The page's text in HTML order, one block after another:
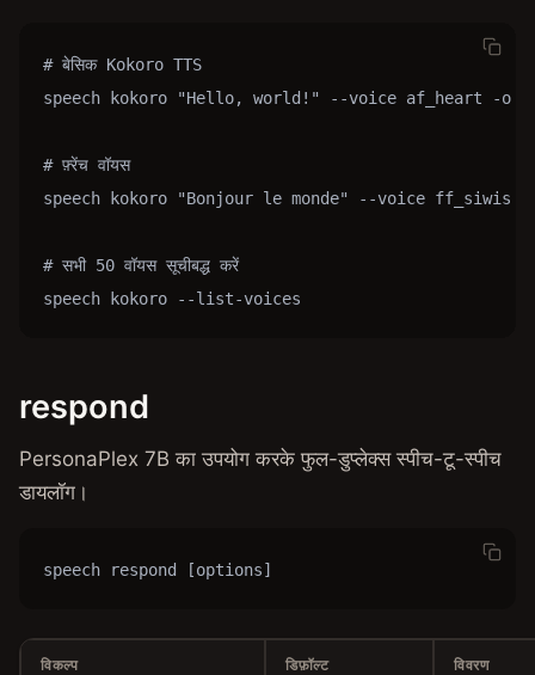
# बेसिक Kokoro TTS
speech kokoro "Hello, world!" --voice af_heart -o
# फ़्रेंच वॉयस
speech kokoro "Bonjour le monde" --voice ff_siwis
# सभी 50 वॉयस सूचीबद्ध करें
speech kokoro --list-voices
respond
PersonaPlex 7B का उपयोग करके फुल-डुप्लेक्स स्पीच-टू-स्पीच
डायलॉग।
speech respond [options]
विकल्प डिफ़ॉल्ट विवरण